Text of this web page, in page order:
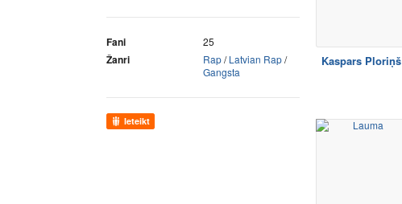
Fani 25
Žanri Rap/Latvian Rap/
Gangsta
Ieteikt
Kaspars Ploriņš